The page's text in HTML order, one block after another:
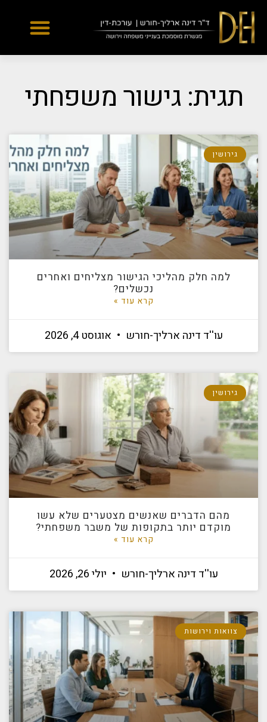
Yes
...
תגית: גישור משפחתי
גירושין
למה חלק מהליכי הגישור מצליחים ואחרים
נכשלים?
קרא עוד »
עו''ד דינה ארליך-חורש אוגוסט 4, 2026
גירושין
מהם הדברים שאנשים מצטערים שלא עשו
מוקדם יותר בתקופות של משבר משפחתי?
קרא עוד »
עו''ד דינה ארליך-חורש יולי 26, 2026
צוואות וירושות